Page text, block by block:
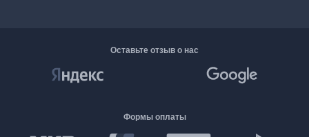
Оставьте отзыв о нас
Формы оплаты